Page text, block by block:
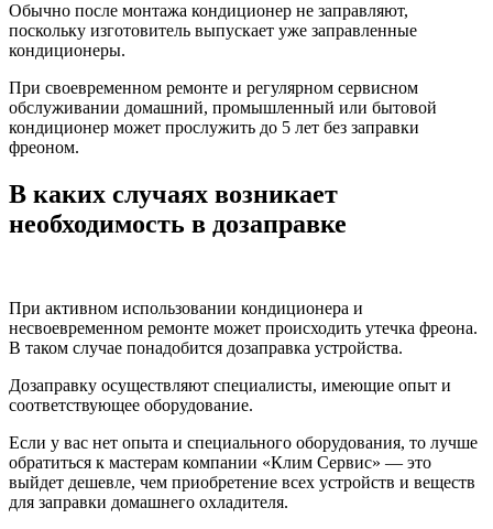
Обычно после монтажа кондиционер не заправляют,
поскольку изготовитель выпускает уже заправленные
кондиционеры.
При своевременном ремонте и регулярном сервисном
обслуживании домашний, промышленный или бытовой
кондиционер может прослужить до 5 лет без заправки
фреоном.
В каких случаях возникает
необходимость в дозаправке
При активном использовании кондиционера и
несвоевременном ремонте может происходить утечка фреона.
В таком случае понадобится дозаправка устройства.
Дозаправку осуществляют специалисты, имеющие опыт и
соответствующее оборудование.
Если у вас нет опыта и специального оборудования, то лучше
обратиться к мастерам компании «Клим Сервис» — это
выйдет дешевле, чем приобретение всех устройств и веществ
для заправки домашнего охладителя.